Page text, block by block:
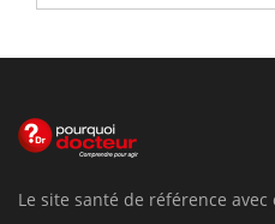
Le site santé de référence